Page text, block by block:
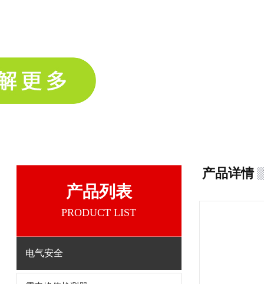
产品列表
PRODUCT LIST
电气安全
产品详情